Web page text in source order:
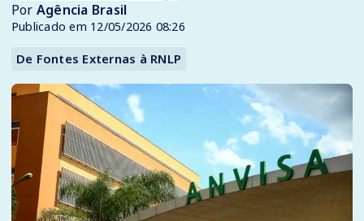
Por Agência Brasil
Publicado em 12/05/2026 08:26
De Fontes Externas à RNLP